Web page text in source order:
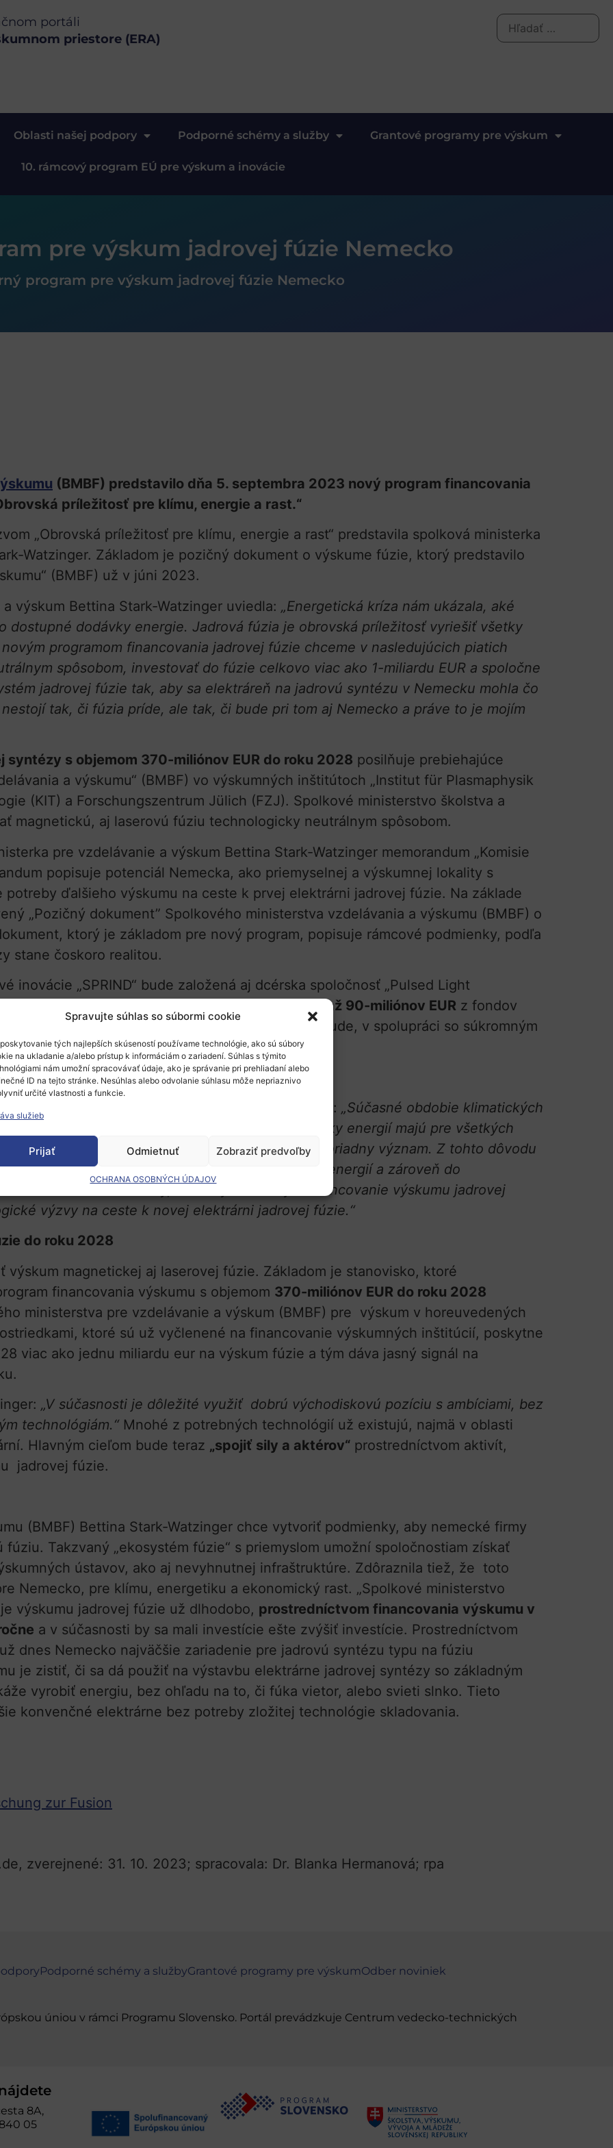
Spravujte súhlas so súbormi cookie
tých najlepších skúseností používame technológie, ako sú súbory
na ukladanie a/alebo prístup k informáciám o zariadení. Súhlas s týmito
nám umožní spracovávať údaje, ako je správanie pri prehliadaní alebo
ID na tejto stránke. Nesúhlas alebo odvolanie súhlasu môže nepriaznivo
určité vlastnosti a funkcie.
služieb
Prijať Odmietnuť Zobraziť predvoľby
OCHRANA OSOBNÝCH ÚDAJOV
portáli
priestore (ERA)
Oblasti našej podpory Podporné schémy a služby Grantové programy pre výskum
10. rámcový program EÚ pre výskum a inovácie
pre výskum jadrovej fúzie Nemecko
program pre výskum jadrovej fúzie Nemecko
(BMBF) predstavilo dňa 5. septembra 2023 nový program financovania
príležitosť pre klímu, energie a rast.“
„Obrovská príležitosť pre klímu, energie a rast“ predstavila spolková ministerka
Watzinger. Základom je pozičný dokument o výskume fúzie, ktorý predstavilo
(BMBF) už v júni 2023.
výskum Bettina Stark-Watzinger uviedla: „Energetická kríza nám ukázala, aké
dostupné dodávky energie. Jadrová fúzia je obrovská príležitosť vyriešiť všetky
programom financovania jadrovej fúzie chceme v nasledujúcich piatich
spôsobom, investovať do fúzie celkovo viac ako 1-miliardu EUR a spoločne
jadrovej fúzie tak, aby sa elektráreň na jadrovú syntézu v Nemecku mohla čo
tak, či fúzia príde, ale tak, či bude pri tom aj Nemecko a práve to je mojím
s objemom 370-miliónov EUR do roku 2028 posilňuje prebiehajúce
a výskumu“ (BMBF) vo výskumných inštitútoch „Institut für Plasmaphysik
(KIT) a Forschungszentrum Jülich (FZJ). Spolkové ministerstvo školstva a
magnetickú, aj laserovú fúziu technologicky neutrálnym spôsobom.
pre vzdelávanie a výskum Bettina Stark-Watzinger memorandum „Komisie
popisuje potenciál Nemecka, ako priemyselnej a výskumnej lokality s
ďalšieho výskumu na ceste k prvej elektrárni jadrovej fúzie. Na základe
„Pozičný dokument” Spolkového ministerstva vzdelávania a výskumu (BMBF) o
ktorý je základom pre nový program, popisuje rámcové podmienky, podľa
stane čoskoro realitou.
inovácie „SPRIND“ bude založená aj dcérska spoločnosť „Pulsed Light
nasledujúcich piatich rokov
preinvestuje až 90-miliónov EUR z fondov
výskumu (BMBF). „Pulsed Light Technologies“ bude, v spolupráci so súkromným
pre laserom riadenú fúziu.
výskum jadrovej fúzie
výskum Bettina Stark-Watzinger ďalej zdôraznila: „Súčasné obdobie klimatických
že čisté, spoľahlivé a cenovo dostupné dodávky energií majú pre všetkých
ako celok, pre hospodársky rast a pokrok mimoriadny význam. Z tohto dôvodu
nasadením do rozširovania obnoviteľných energií a zároveň do
dá dosiahnuť iba vtedy, ak sa výrazne zvýši financovanie výskumu jadrovej
výzvy na ceste k novej elektrárni jadrovej fúzie.“
do roku 2028
výskum magnetickej aj laserovej fúzie. Základom je stanovisko, ktoré
financovania výskumu s objemom 370-miliónov EUR do roku 2028
ministerstva pre vzdelávanie a výskum (BMBF) pre výskum v horeuvedených
ktoré sú už vyčlenené na financovanie výskumných inštitúcií, poskytne
viac ako jednu miliardu eur na výskum fúzie a tým dáva jasný signál na
„V súčasnosti je dôležité využiť dobrú východiskovú pozíciu s ambíciami, bez
technológiám.“ Mnohé z potrebných technológií už existujú, najmä v oblasti
Hlavným cieľom bude teraz „spojiť sily a aktérov“ prostredníctvom aktivít,
jadrovej fúzie.
(BMBF) Bettina Stark-Watzinger chce vytvoriť podmienky, aby nemecké firmy
Takzvaný „ekosystém fúzie“ s priemyslom umožní spoločnostiam získať
ústavov, ako aj nevyhnutnej infraštruktúre. Zdôraznila tiež, že toto
Nemecko, pre klímu, energetiku a ekonomický rast. „Spolkové ministerstvo
výskumu jadrovej fúzie už dlhodobo, prostredníctvom financovania výskumu v
a v súčasnosti by sa mali investície ešte zvýšiť investície. Prostredníctvom
dnes Nemecko najväčšie zariadenie pre jadrovú syntézu typu na fúziu
je zistiť, či sa dá použiť na výstavbu elektrárne jadrovej syntézy so základným
vyrobiť energiu, bez ohľadu na to, či fúka vietor, alebo svieti slnko. Tieto
konvenčné elektrárne bez potreby zložitej technológie skladovania.
zur Fusion
zverejnené: 31. 10. 2023; spracovala: Dr. Blanka Hermanová; rpa
Podporné schémy a službyGrantové programy pre výskumOdber noviniek
úniou v rámci Programu Slovensko. Portál prevádzkuje Centrum vedecko-technických
8A,
05